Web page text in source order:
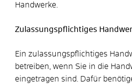
Handwerke.
Zulassungspflichtiges
Ein zulassungspflichtiges
betreiben, wenn Sie in die
eingetragen sind. Dafür